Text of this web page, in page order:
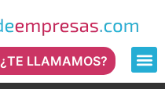
¿TE LLAMAMOS?